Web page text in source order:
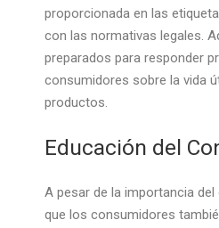
proporcionada en las
con las normativas legales.
preparados para responder
consumidores sobre la vida
productos.
Educación del
A pesar de la importancia del
que los consumidores